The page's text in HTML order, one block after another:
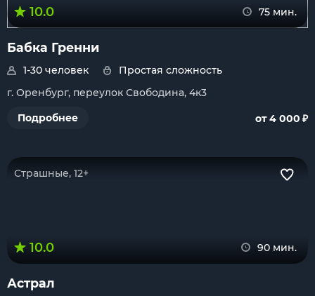
10.0 75 мин.
Бабка Гренни
1-30 человек
Простая сложность
г. Оренбург, переулок Свободина, 4к3
Подробнее
от 4 000 ₽
Страшные, 12+
10.0 90 мин.
Астрал